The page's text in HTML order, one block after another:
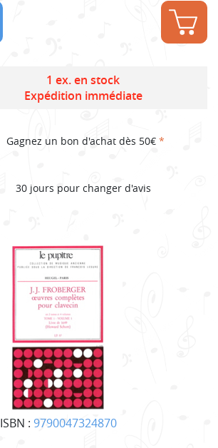
ISBN : 9790047324870
1 ex. en stock
Expédition immédiate
Gagnez un bon d'achat dès 50€ *
30 jours pour changer d'avis